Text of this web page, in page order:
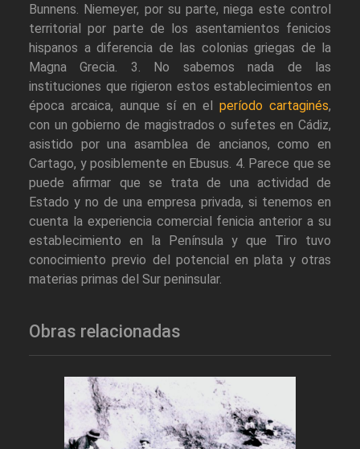
Bunnens. Niemeyer, por su parte, niega este control
territorial por parte de los asentamientos fenicios
hispanos a diferencia de las colonias griegas de la
Magna Grecia. 3. No sabemos nada de las
instituciones que rigieron estos establecimientos en
época arcaica, aunque sí en el período cartaginés,
con un gobierno de magistrados o sufetes en Cádiz,
asistido por una asamblea de ancianos, como en
Cartago, y posiblemente en Ebusus. 4. Parece que se
puede afirmar que se trata de una actividad de
Estado y no de una empresa privada, si tenemos en
cuenta la experiencia comercial fenicia anterior a su
establecimiento en la Península y que Tiro tuvo
conocimiento previo del potencial en plata y otras
materias primas del Sur peninsular.
Obras relacionadas